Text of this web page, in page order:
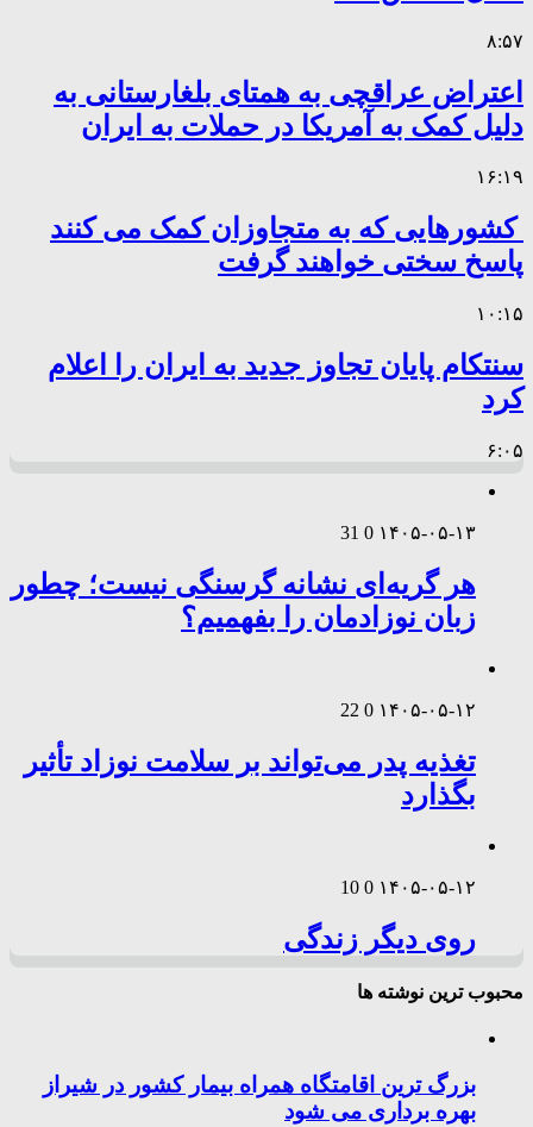
۸:۵۷
اعتراض عراقچی به همتای بلغارستانی به
دلیل کمک به آمریکا در حملات به ایران
۱۶:۱۹
کشورهایی که به متجاوزان کمک می کنند
پاسخ سختی خواهند گرفت
۱۰:۱۵
سنتکام پایان تجاوز جدید به ایران را اعلام
کرد
۶:۰۵
۱۴۰۵-۰۵-۱۳ 0
31
هر گریه‌ای نشانه گرسنگی نیست؛ چطور
زبان نوزادمان را بفهمیم؟
۱۴۰۵-۰۵-۱۲ 0
22
تغذیه پدر می‌تواند بر سلامت نوزاد تأثیر
بگذارد
۱۴۰۵-۰۵-۱۲ 0
10
روی دیگر زندگی
محبوب ترین نوشته ها
بزرگ ترین اقامتگاه همراه بیمار کشور در شیراز
بهره برداری می شود